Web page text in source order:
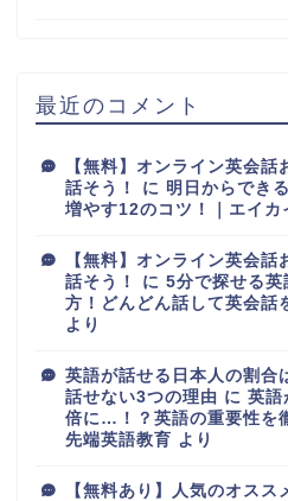
最近のコメント
【無料】オンライン英会
話そう！
に 明日からでき
増やす12のコツ！｜エイカ
【無料】オンライン英会
話そう！
に 5分で探せる英
方！どんどん話して英会話
より
英語が話せる日本人の割合
話せない3つの理由 に 英語
倍に…！？英語の重要性
先端英語教育 より
【無料あり】人気のオス